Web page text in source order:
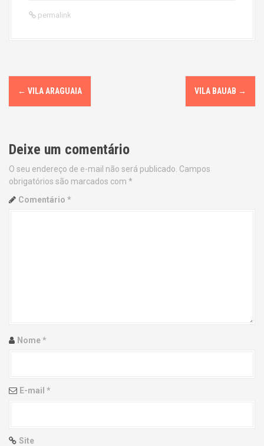
permalink
P
o
t
n
a
i
n
← VILA ARAGUAIA VILA BAUAB →
Deixe um comentário
O seu endereço de e-mail não será publicado. Campos
obrigatórios são marcados com *
Comentário *
Nome*
E-mail *
Site